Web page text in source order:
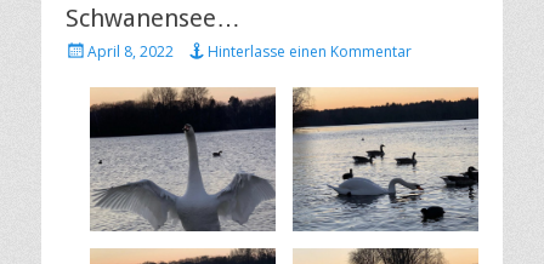
Schwanensee…
Veröffentlicht
April 8, 2022 Hinterlasse einen Kommentar